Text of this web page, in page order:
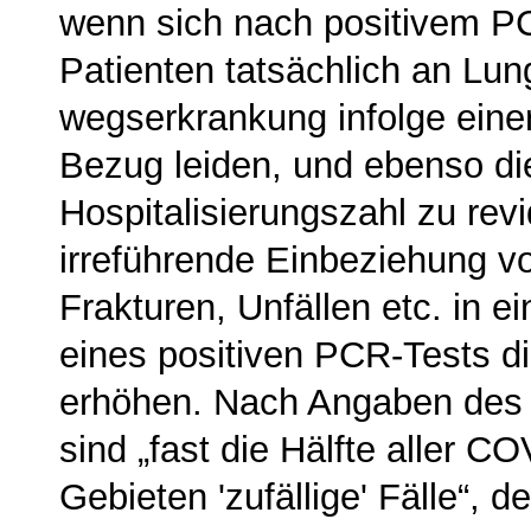
wenn sich nach posi­tivem
Patienten tat­sächlich an
wegserkrankung infolge
Bezug leiden, und ebenso
Hospitalisie­rungszahl zu
irreführende Einbeziehung
Frakturen, Unfällen etc. in
eines positiven PCR-Tests
erhöhen. Nach Angaben
sind „fast die Hälfte aller
Gebieten 'zufällige' Fälle“,